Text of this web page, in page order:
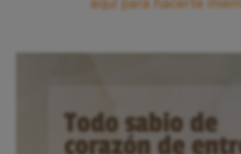
aquí para hacerte